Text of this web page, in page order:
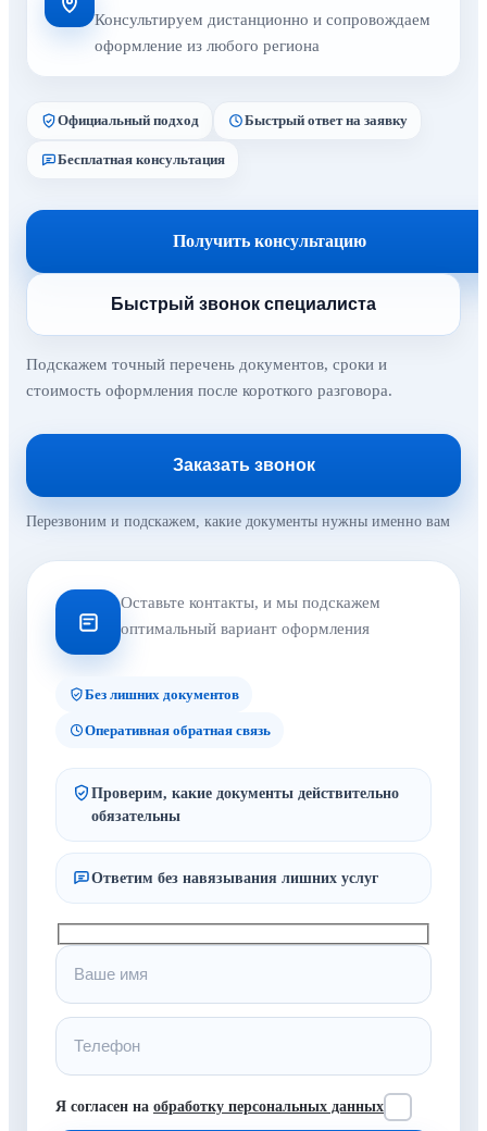
Консультируем дистанционно и сопровождаем
оформление из любого региона
Официальный подход Быстрый ответ на заявку
Бесплатная консультация
Получить консультацию
Быстрый звонок специалиста
Подскажем точный перечень документов, сроки и
стоимость оформления после короткого разговора.
Заказать звонок
Перезвоним и подскажем, какие документы нужны именно вам
Оставьте контакты, и мы подскажем
оптимальный вариант оформления
Без лишних документов
Оперативная обратная связь
Проверим, какие документы действительно
обязательны
Ответим без навязывания лишних услуг
Я согласен на обработку персональных данных